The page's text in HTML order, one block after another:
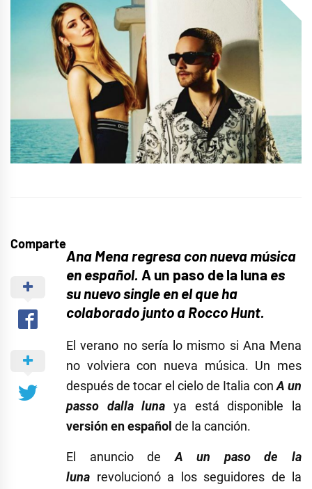
Comparte
Ana Mena regresa con nueva música
en español. A un paso de la luna es
su nuevo single en el que ha
colaborado junto a Rocco Hunt.
El verano no sería lo mismo si Ana Mena
no volviera con nueva música. Un mes
después de tocar el cielo de Italia conA un
passo dalla luna ya está disponible la
versión en español de la canción.
El anuncio deA un paso de la
luna revolucionó a los seguidores de la